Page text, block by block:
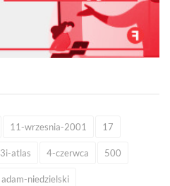
11-wrzesnia-2001 17
3i-atlas 4-czerwca 500
adam-niedzielski